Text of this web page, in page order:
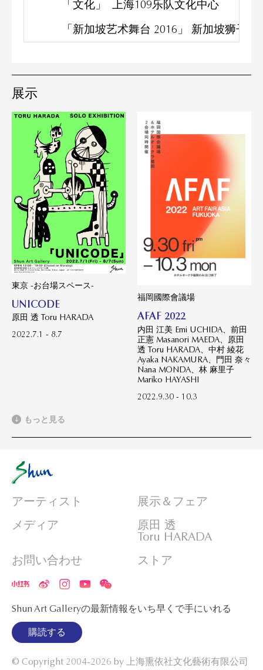
「文化」 上海109乐队文化中心
「新加坡艺术舞台 2016」 新加坡狮子座
展示
東京 -お台場スペース-
UNICODE
原田 透 Toru HARADA
2022.7.1 - 8.7
福岡國際會議場
AFAF 2022
内田 江美 Emi UCHIDA、前田
正憲 Masanori MAEDA、原田
透 Toru HARADA、中村 綾花
Ayaka NAKAMURA、門田 奈々
Nana MONDA、林 麻里子
Mariko HAYASHI
2022.9.30 - 10.3
もっと見る
アーティスト
展示＆フェア
メディア
原田 透
Toru HARADA
お問い合わせ
ストア
Shun Art Galleryの最新情報をいち早くで手にいれる
購読する
© Copyright 2004-2026 by 上海熏依社文化藝術有限公司